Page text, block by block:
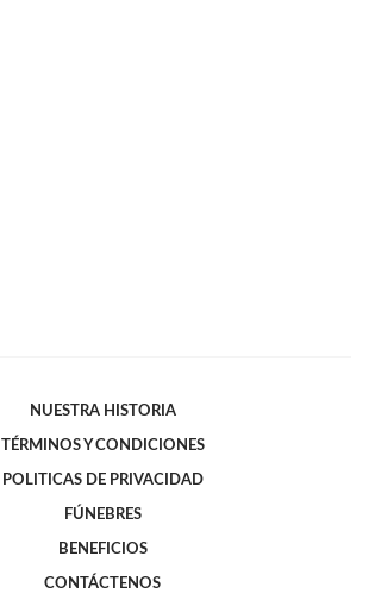
NUESTRA HISTORIA
TÉRMINOS Y CONDICIONES
POLITICAS DE PRIVACIDAD
FÚNEBRES
BENEFICIOS
CONTÁCTENOS